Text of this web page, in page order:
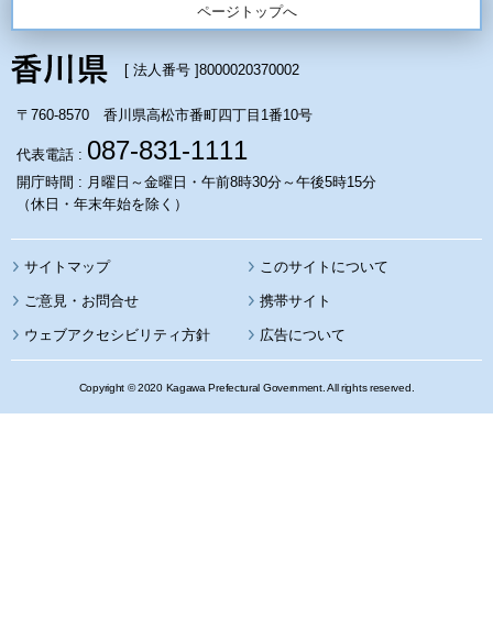
ページトップへ
[ 法人番号 ]8000020370002
〒760-8570 香川県高松市番町四丁目1番10号
代表電話 : 087-831-1111
開庁時間 : 月曜日～金曜日・午前8時30分～午後5時15分
（休日・年末年始を除く）
サイトマップ このサイトについて
携帯サイト
ウェブアクセシビリティ方針 広告について
Copyright © 2020 Kagawa Prefectural Government. All rights reserved.